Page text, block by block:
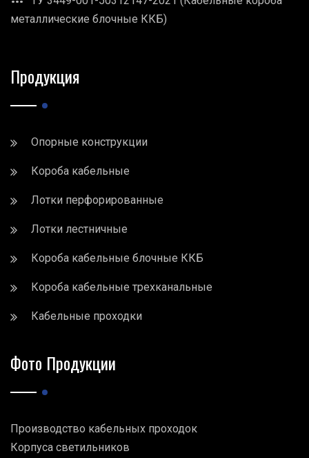
металлические блочные ККБ)
Продукция
Опорные конструкции
Короба кабельные
Лотки перфорированные
Лотки лестничные
Короба кабельные блочные ККБ
Короба кабельные трехканальные
Кабельные проходки
Фото Продукции
Производство кабельных проходок
Корпуса светильников